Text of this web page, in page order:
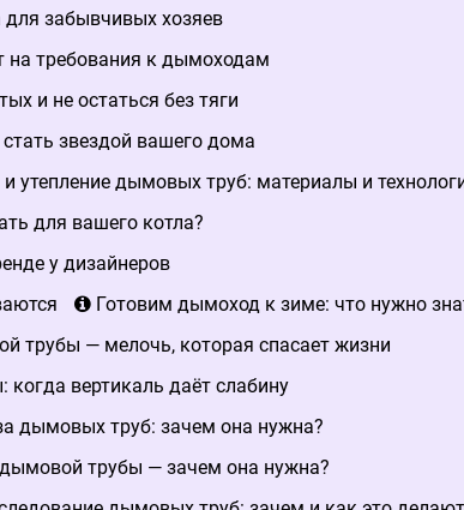
забывчивых хозяев
на требования к дымоходам
и не остаться без тяги
звездой вашего дома
утепление дымовых труб: материалы и
для вашего котла?
у дизайнеров
Готовим дымоход к зиме: что нужно
трубы — мелочь, которая спасает жизни
вертикаль даёт слабину
дымовых труб: зачем она нужна?
трубы — зачем она нужна?